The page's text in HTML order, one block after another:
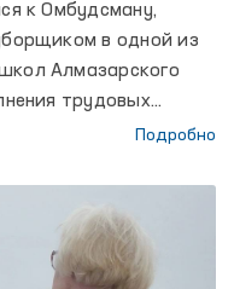
к Омбудсману,
в одной из
Алмазарского
трудовых
здоровью. При
в
в
несогласие.
Подробно